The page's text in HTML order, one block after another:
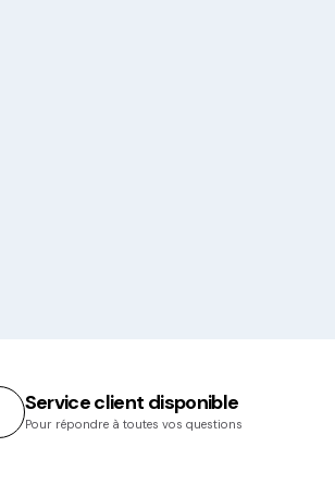
Service client disponible
Pour répondre à toutes vos questions